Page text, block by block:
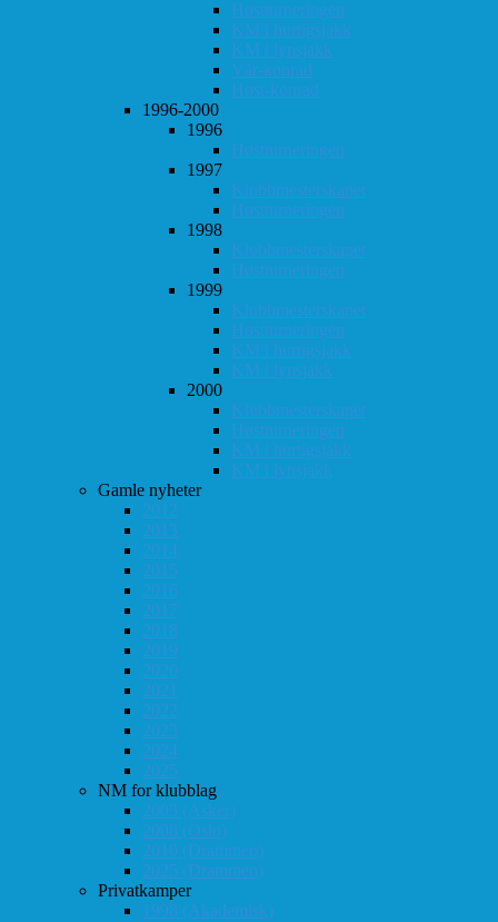
Høstturneringen
KM i hurtigsjakk
KM i lynsjakk
Vår-konrad
Høst-konrad
1996-2000
1996
Høstturneringen
1997
Klubbmesterskapet
Høstturneringen
1998
Klubbmesterskapet
Høstturneringen
1999
Klubbmesterskapet
Høstturneringen
KM i hurtigsjakk
KM i lynsjakk
2000
Klubbmesterskapet
Høstturneringen
KM i hurtigsjakk
KM i lynsjakk
Gamle nyheter
2012
2013
2014
2015
2016
2017
2018
2019
2020
2021
2022
2023
2024
2025
NM for klubblag
2003 (Asker)
2008 (Oslo)
2010 (Drammen)
2025 (Drammen)
Privatkamper
1998 (Akademisk)